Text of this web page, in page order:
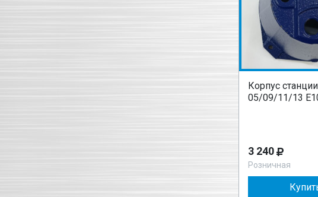
Корпус
05/09/11/13
3 240
Розничная